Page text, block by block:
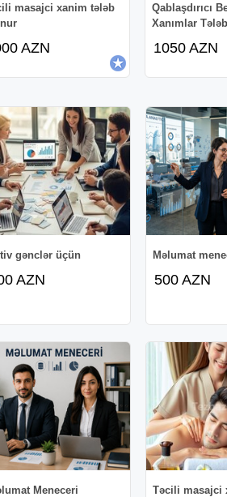
masajci xanim tələb
AZN
Qablaşdırıcı
Xanımlar
1050 AZN
gənclər üçün
AZN
Məlumat
500 AZN
Meneceri
Təcili masajci